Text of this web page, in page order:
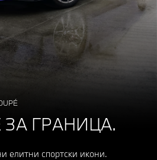
ГРАНИЦА.
елитни спортски икони.